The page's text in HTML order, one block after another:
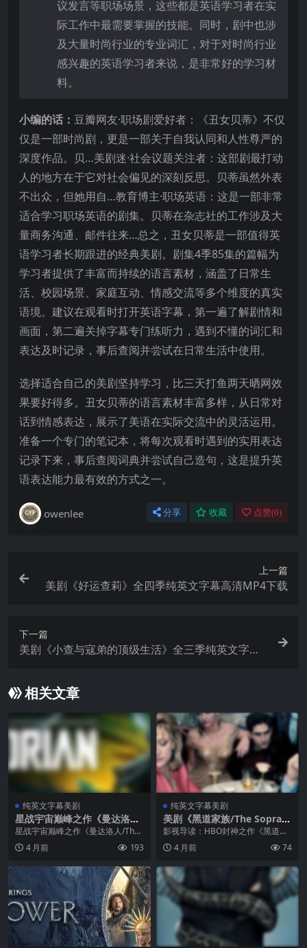
议发言等职场场景，这些都是英语学习者在实
际工作中最需要掌握的技能。同时，剧中也涉
及大量时尚行业的专业词汇，对于对时尚行业
感兴趣的英语学习者来说，是非常好的学习材
料。
小编的话： 豆瓣网友·职场剧爱好者：《丑女贝蒂》不仅
仅是一部时尚剧，更是一部关于自我认同和人性尊严的
深度作品。贝…美剧迷·社会议题关注者：这部剧最打动
人的地方在于它对社会偏见的深刻反思。贝蒂虽然外表
不出众，但她用自…教育博主·职场英语：这是一部非常
适合学习职场英语的剧集。贝蒂在杂志社的工作涉及大
量商务沟通、邮件往来…总之，丑女贝蒂是一部值得英
语学习者长期跟进的经典美剧。剧集4季85集的篇幅为
学习者提供了丰富而持续的语言素材，涵盖了日常生
活、校园场景、家庭互动、情感交流等多个维度的真实
语境。建议在观看时打开英语字幕，第一遍了解剧情和
画面，第二遍关掉字幕专门练听力，遇到不懂的词汇和
表达及时记录，事后查阅并尝试在日常生活中使用。
选择适合自己的美剧坚持学习，比三天打鱼两天晒网效
果要好得多。丑女贝蒂的语言素材丰富多样，从日常对
话到情感表达，展示了美语在实际交流中的灵活运用。
准备一个专门的笔记本，将每次观看时遇到的实用表达
记录下来，事后查阅词典并尝试自己造句，这是提升英
语表达能力最有效的方式之一。
owenlee 分享 收藏 点赞(0)
上一篇
美剧《好运查莉》全四季纯英文字幕高清MP4下载
下一篇
美剧《小查与寇弟的顶级生活》全三季纯英文字幕
相关文章
纯英文字幕美剧
星战宇宙巅峰之作《曼达洛人/
The Mandalorian》全季高清
MP4下载
星战宇宙巅峰之作《曼达洛人/The
Mandalorian》全季高清MP4下载
影视导读：卢卡斯影业复兴星战宇
4 月前 193
纯英文字幕美剧
美剧《黑道家族/The Sopran
os》全六季纯英文字幕MP4下
载
影视导读：HBO封神之作《黑道家
族》被广泛认为是”电视史上最伟大
的剧集”，开创了”Prestige TV”时
4 月前 74